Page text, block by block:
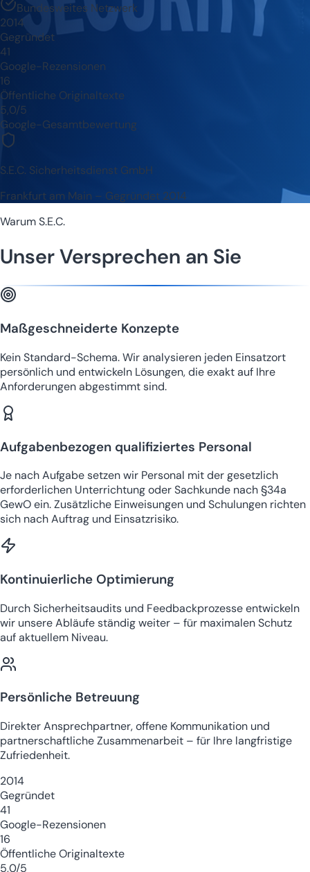
Bundesweites Netzwerk
2014
Gegründet
41
Google-Rezensionen
16
Öffentliche Originaltexte
5,0/5
Google-Gesamtbewertung
S.E.C. Sicherheitsdienst GmbH
Frankfurt am Main – Gegründet 2014
Warum S.E.C.
Unser Versprechen an Sie
Maßgeschneiderte Konzepte
Kein Standard-Schema. Wir analysieren jeden Einsatzort
persönlich und entwickeln Lösungen, die exakt auf Ihre
Anforderungen abgestimmt sind.
Aufgabenbezogen qualifiziertes Personal
Je nach Aufgabe setzen wir Personal mit der gesetzlich
erforderlichen Unterrichtung oder Sachkunde nach §34a
GewO ein. Zusätzliche Einweisungen und Schulungen richten
sich nach Auftrag und Einsatzrisiko.
Kontinuierliche Optimierung
Durch Sicherheitsaudits und Feedbackprozesse entwickeln
wir unsere Abläufe ständig weiter – für maximalen Schutz
auf aktuellem Niveau.
Persönliche Betreuung
Direkter Ansprechpartner, offene Kommunikation und
partnerschaftliche Zusammenarbeit – für Ihre langfristige
Zufriedenheit.
2014
Gegründet
41
Google-Rezensionen
16
Öffentliche Originaltexte
5,0/5